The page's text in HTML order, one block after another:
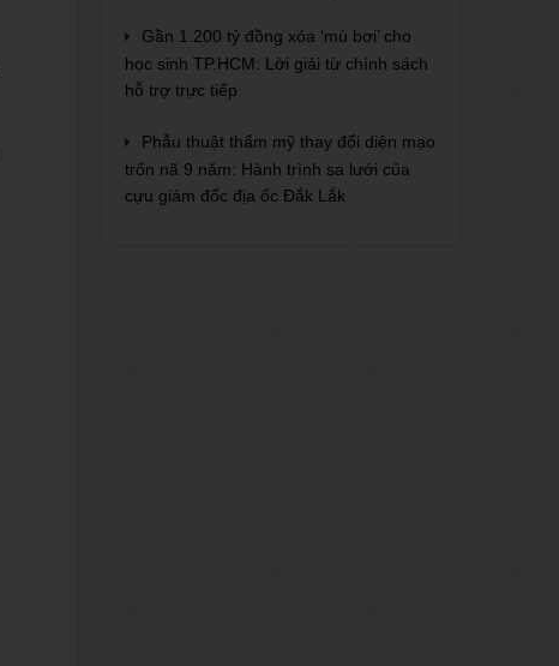
Gần 1.200 tỷ đồng xóa ‘mù bơi’ cho
học sinh TP.HCM: Lời giải từ chính sách
hỗ trợ trực tiếp
Phẫu thuật thẩm mỹ thay đổi diện mạo
trốn nã 9 năm: Hành trình sa lưới của
cựu giám đốc địa ốc Đắk Lắk